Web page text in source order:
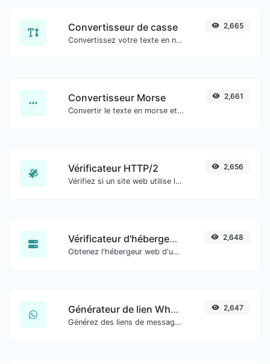
Convertisseur de casse
Convertissez votre texte en n'importe quel type de casse, comme minuscule, MAJUSCULE, camelCase...etc.
2,665
Convertisseur Morse
Convertir le texte en morse et inversement pour toute entrée de chaîne.
2,661
Vérificateur HTTP/2
Vérifiez si un site web utilise le nouveau protocole HTTP/2 ou non.
2,656
Vérificateur d'hébergement de site web
Obtenez l'hébergeur web d'un site web donné.
2,648
Générateur de lien WhatsApp
Générez des liens de message WhatsApp facilement.
2,647